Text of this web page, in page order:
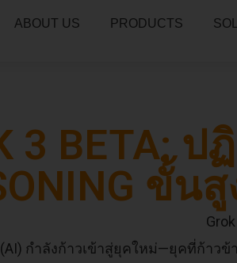
ABOUT US PRODUCTS
3 BETA:
ขั้นสู
กำลังก้าวเข้าสู่ยุคใหม่—ยุคที่ก้าว